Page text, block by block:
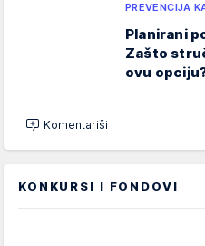
PREVENCIJA
Planirani
Zašto
ovu
Komentariši
KONKURSI I FONDOVI